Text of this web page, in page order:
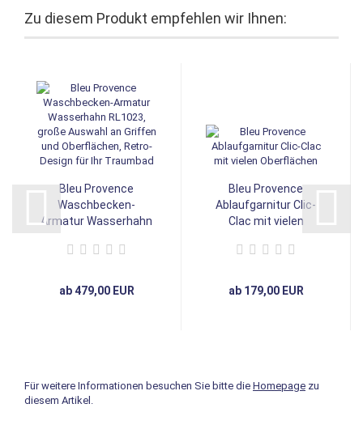
Zu diesem Produkt empfehlen wir Ihnen:
Bleu Provence
Waschbecken-
Armatur Wasserhahn
ab 479,00 EUR
Bleu Provence
Ablaufgarnitur Clic-
Clac mit vielen
ab 179,00 EUR
Für weitere Informationen besuchen Sie bitte die Homepage zu
diesem Artikel.